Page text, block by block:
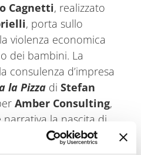
Cagnetti, realizzato
, porta sullo
violenza economica
dei bambini. La
consulenza d’impresa
la Pizzadi Stefan
Amber Consulting,
narrativa la nascita di